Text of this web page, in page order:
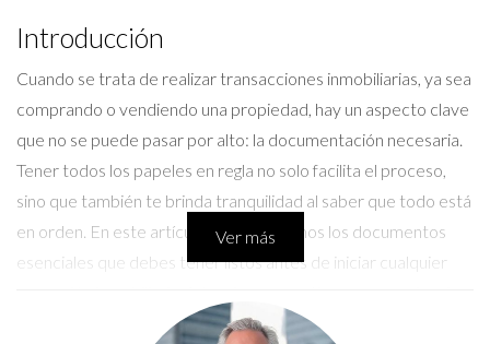
Introducción
Cuando se trata de realizar transacciones inmobiliarias, ya sea
comprando o vendiendo una propiedad, hay un aspecto clave
que no se puede pasar por alto: la documentación necesaria.
Tener todos los papeles en regla no solo facilita el proceso,
sino que también te brinda tranquilidad al saber que todo está
en orden. En este artículo, desglosaremos los documentos
esenciales que debes tener listos antes de iniciar cualquier
reales que ilustran la importancia de estar preparado y cómo
Ver más